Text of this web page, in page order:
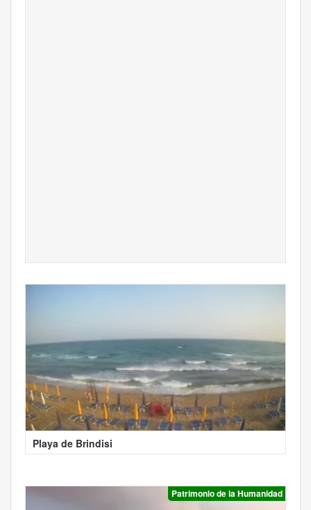
Playa de Brindisi
Patrimonio de la Humanidad